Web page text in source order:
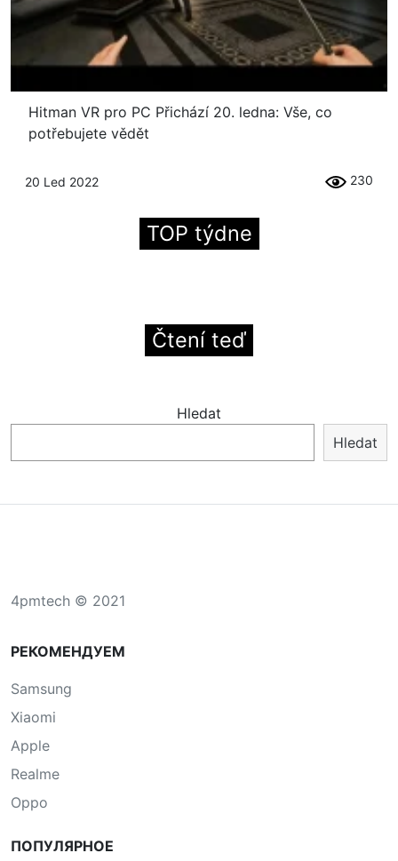
Hitman VR pro PC Přichází 20. ledna: Vše, co
potřebujete vědět
20 Led 2022 230
TOP týdne
Čtení teď
Hledat
Hledat
4pmtech © 2021
РЕКОМЕНДУЕМ
Samsung
Xiaomi
Apple
Realme
Oppo
ПОПУЛЯРНОЕ